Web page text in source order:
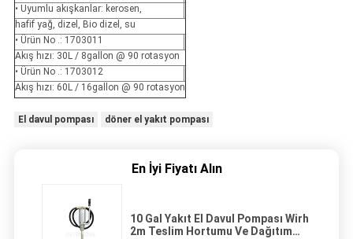
• Uyumlu akışkanlar: kerosen,
hafif yağ, dizel, Bio dizel, su
• Ürün No .: 1703011
Akış hızı: 30L / 8gallon @ 90 rotasyon
• Ürün No .: 1703012
Akış hızı: 60L / 16gallon @ 90 rotasyon
El davul pompası döner el yakıt pompası
En İyi Fiyatı Alın
10 Gal Yakıt El Davul Pompası Wirh
2m Teslim Hortumu Ve Dağıtım